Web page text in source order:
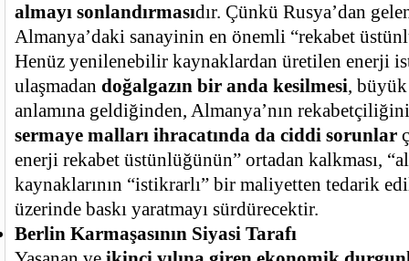
almayı sonlandırmasıdır. Çünkü Rusya’dan
Almanya’daki sanayinin en önemli “rekabet
Henüz yenilenebilir kaynaklardan üretilen enerji
ulaşmadan doğalgazın bir anda kesilmesi,
anlamına geldiğinden, Almanya’nın
sermaye malları ihracatında da ciddi sorunlar
enerji rekabet üstünlüğünün” ortadan kalkması,
kaynaklarının “istikrarlı” bir maliyetten tedarik
üzerinde baskı yaratmayı sürdürecektir.
Berlin Karmaşasının Siyasi Tarafı